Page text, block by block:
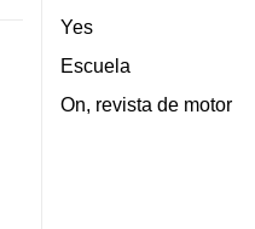
Yes
Escuela
On, revista de motor